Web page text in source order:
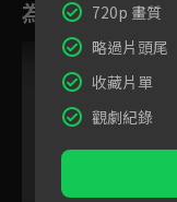
為您推薦720p 畫質
略過片頭尾
收藏片單
觀劇紀錄